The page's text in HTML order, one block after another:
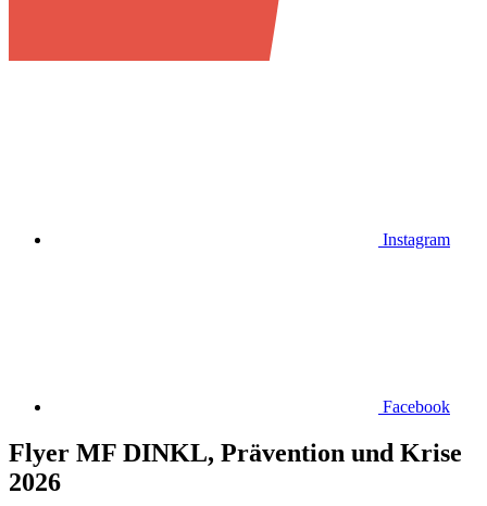
Instagram
Facebook
Flyer MF DINKL, Prävention und Krise
2026